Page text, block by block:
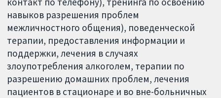
навыков разрешения проблем
межличностного общения), поведенческой
терапии, предоставления информации и
поддержки, лечения в случаях
злоупотребления алкоголем, терапии по
разрешению домашних проблем, лечения
пациентов в стационаре и во вне-больничных